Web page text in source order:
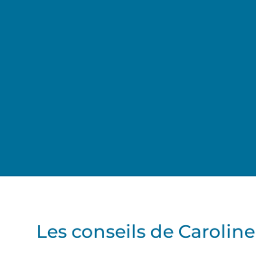
Les conseils de Caroline